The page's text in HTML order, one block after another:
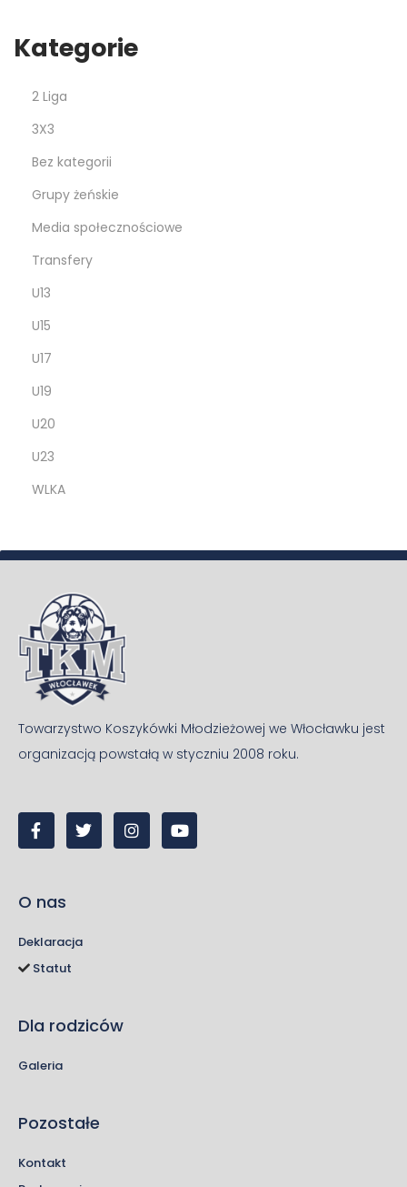
Kategorie
2 Liga
3X3
Bez kategorii
Grupy żeńskie
Media społecznościowe
Transfery
U13
U15
U17
U19
U20
U23
WLKA
Towarzystwo Koszykówki Młodzieżowej we Włocławku jest
organizacją powstałą w styczniu 2008 roku.
O nas
Deklaracja
Statut
Dla rodziców
Galeria
Pozostałe
Kontakt